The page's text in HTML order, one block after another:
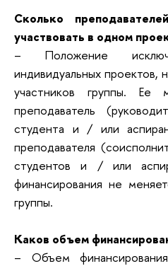
Сколько
участвовать в одном
– Положение
индивидуальных проектов,
участников группы. Ее
преподаватель
студента и / или
преподавателя
студентов и / или
финансирования не
группы.
Каков объем
– Объем